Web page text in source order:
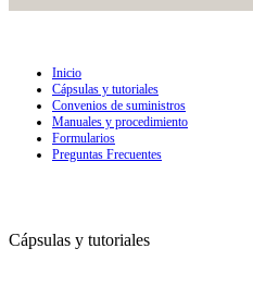
Inicio
Cápsulas y tutoriales
Convenios de suministros
Manuales y procedimiento
Formularios
Preguntas Frecuentes
Cápsulas y tutoriales